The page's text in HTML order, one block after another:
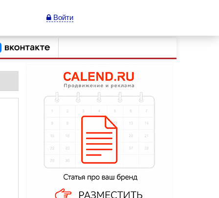
Войти